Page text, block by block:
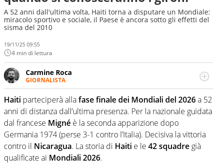
A 52 anni dall'ultima volta, Haiti torna a disputare un Mondiale:
miracolo sportivo e sociale, il Paese è ancora sotto gli effetti del
sisma del 2010
19/11/25 09:55
4 min di lettura
Carmine Roca
GIORNALISTA
Giornalista pubblicista, appassionato di calcio in tutte le
sue sfaccettature, con una particolare predilezione per i
campionati minori.
Haiti parteciperà allafase finale dei Mondiali del 2026a 52
anni di distanza dall’ultima presenza. Per la nazionale guidata
dal francese Migné è la seconda apparizione dopo
Germania 1974 (perse 3-1 contro l’Italia). Decisiva la vittoria
contro il Nicaragua. La storia di Haiti e le 42 squadre già
qualificate ai Mondiali 2026.